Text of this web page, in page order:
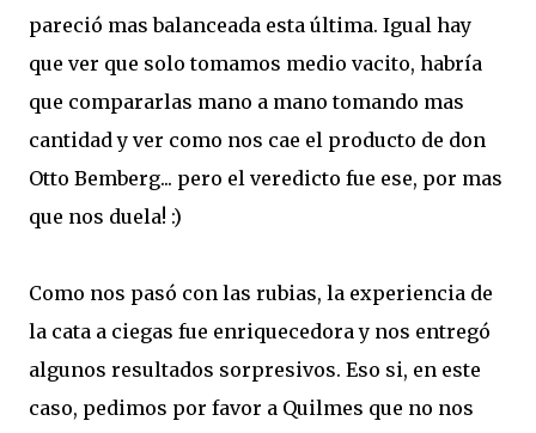
pareció mas balanceada esta última. Igual hay
que ver que solo tomamos medio vacito, habría
que compararlas mano a mano tomando mas
cantidad y ver como nos cae el producto de don
Otto Bemberg... pero el veredicto fue ese, por mas
que nos duela! :)
Como nos pasó con las rubias, la experiencia de
la cata a ciegas fue enriquecedora y nos entregó
algunos resultados sorpresivos. Eso si, en este
caso, pedimos por favor a Quilmes que no nos